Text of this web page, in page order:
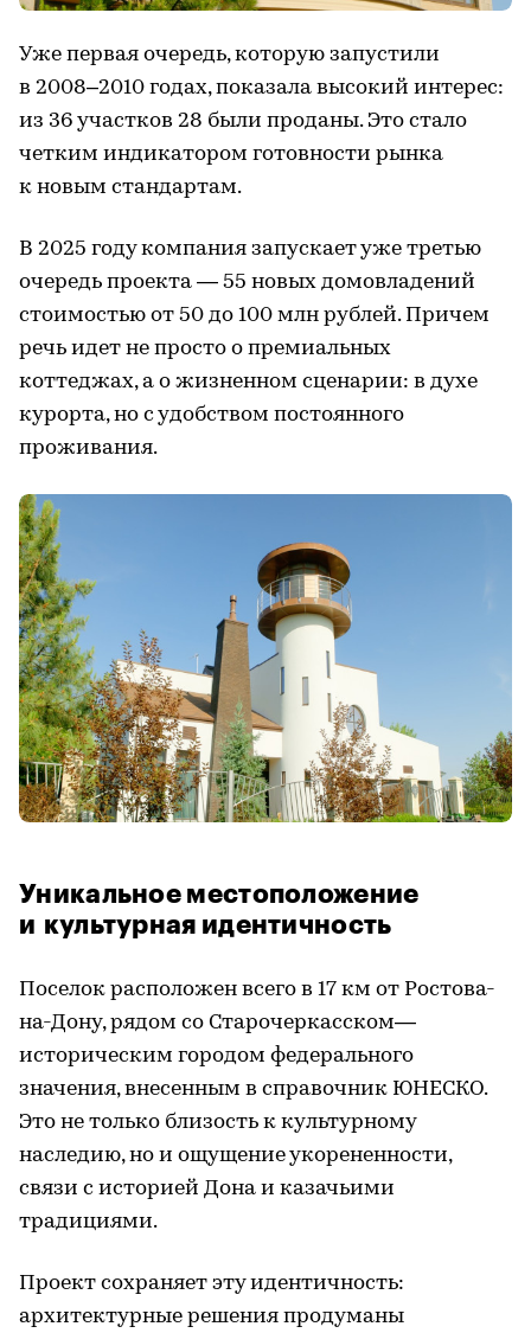
Уже первая очередь, которую запустили
в 2008–2010 годах, показала высокий интерес:
из 36 участков 28 были проданы. Это стало
четким индикатором готовности рынка
к новым стандартам.
В 2025 году компания запускает уже третью
очередь проекта — 55 новых домовладений
стоимостью от 50 до 100 млн рублей. Причем
речь идет не просто о премиальных
коттеджах, а о жизненном сценарии: в духе
курорта, но с удобством постоянного
проживания.
Уникальное местоположение
и культурная идентичность
Поселок расположен всего в 17 км от Ростова-
на-Дону, рядом со Старочеркасском—
историческим городом федерального
значения, внесенным в справочник ЮНЕСКО.
Это не только близость к культурному
наследию, но и ощущение укорененности,
связи с историей Дона и казачьими
традициями.
Проект сохраняет эту идентичность:
архитектурные решения продуманы